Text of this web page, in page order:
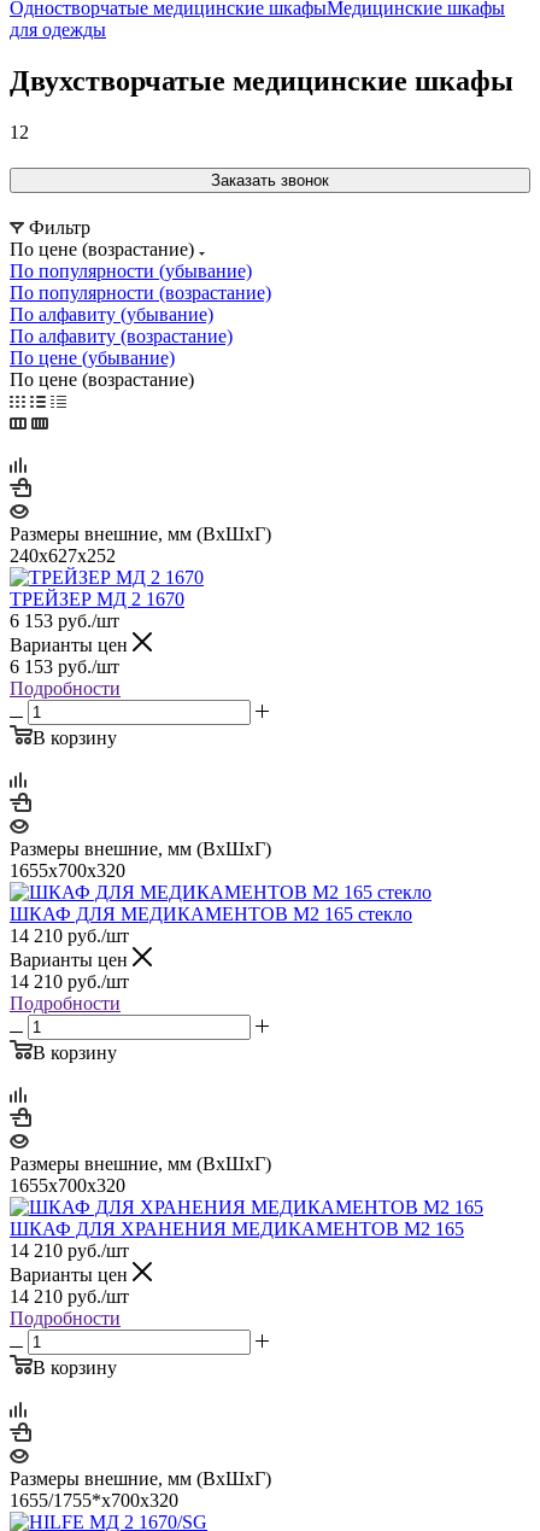
Одностворчатые медицинские шкафыМедицинские шкафы
для одежды
Двухстворчатые медицинские шкафы
12
Заказать звонок
Фильтр
По цене (возрастание)
По популярности (убывание)
По популярности (возрастание)
По алфавиту (убывание)
По алфавиту (возрастание)
По цене (убывание)
По цене (возрастание)
Размеры внешние, мм (ВхШхГ)
240x627x252
ТРЕЙЗЕР MД 2 1670
6 153 руб./шт
Варианты цен
6 153 руб./шт
Подробности
В корзину
Размеры внешние, мм (ВхШхГ)
1655х700х320
ШКАФ ДЛЯ МЕДИКАМЕНТОВ М2 165 стекло
14 210 руб./шт
Варианты цен
14 210 руб./шт
Подробности
В корзину
Размеры внешние, мм (ВхШхГ)
1655х700х320
ШКАФ ДЛЯ ХРАНЕНИЯ МЕДИКАМЕНТОВ М2 165
14 210 руб./шт
Варианты цен
14 210 руб./шт
Подробности
В корзину
Размеры внешние, мм (ВхШхГ)
1655/1755*x700x320